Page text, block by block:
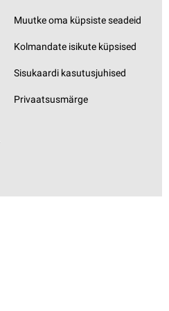
Muutke oma küpsiste seadeid
Kolmandate isikute küpsised
Sisukaardi kasutusjuhised
Privaatsusmärge